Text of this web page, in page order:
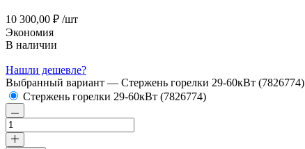
10 300,00 ₽ /шт
Экономия
В наличии
Нашли дешевле?
Выбранный вариант — Стержень горелки 29-60кВт (7826774)
Стержень горелки 29-60кВт (7826774)